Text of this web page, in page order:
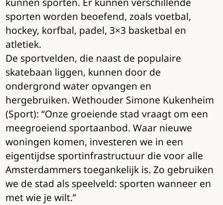
sporten worden beoefend, zoals voetbal,
hockey, korfbal, padel, 3×3 basketbal en
atletiek.
De sportvelden, die naast de populaire
skatebaan liggen, kunnen door de
ondergrond water opvangen en
hergebruiken. Wethouder Simone Kukenheim
(Sport): “Onze groeiende stad vraagt om een
meegroeiend sportaanbod. Waar nieuwe
woningen komen, investeren we in een
eigentijdse sportinfrastructuur die voor alle
Amsterdammers toegankelijk is. Zo gebruiken
we de stad als speelveld: sporten wanneer en
met wie je wilt.”